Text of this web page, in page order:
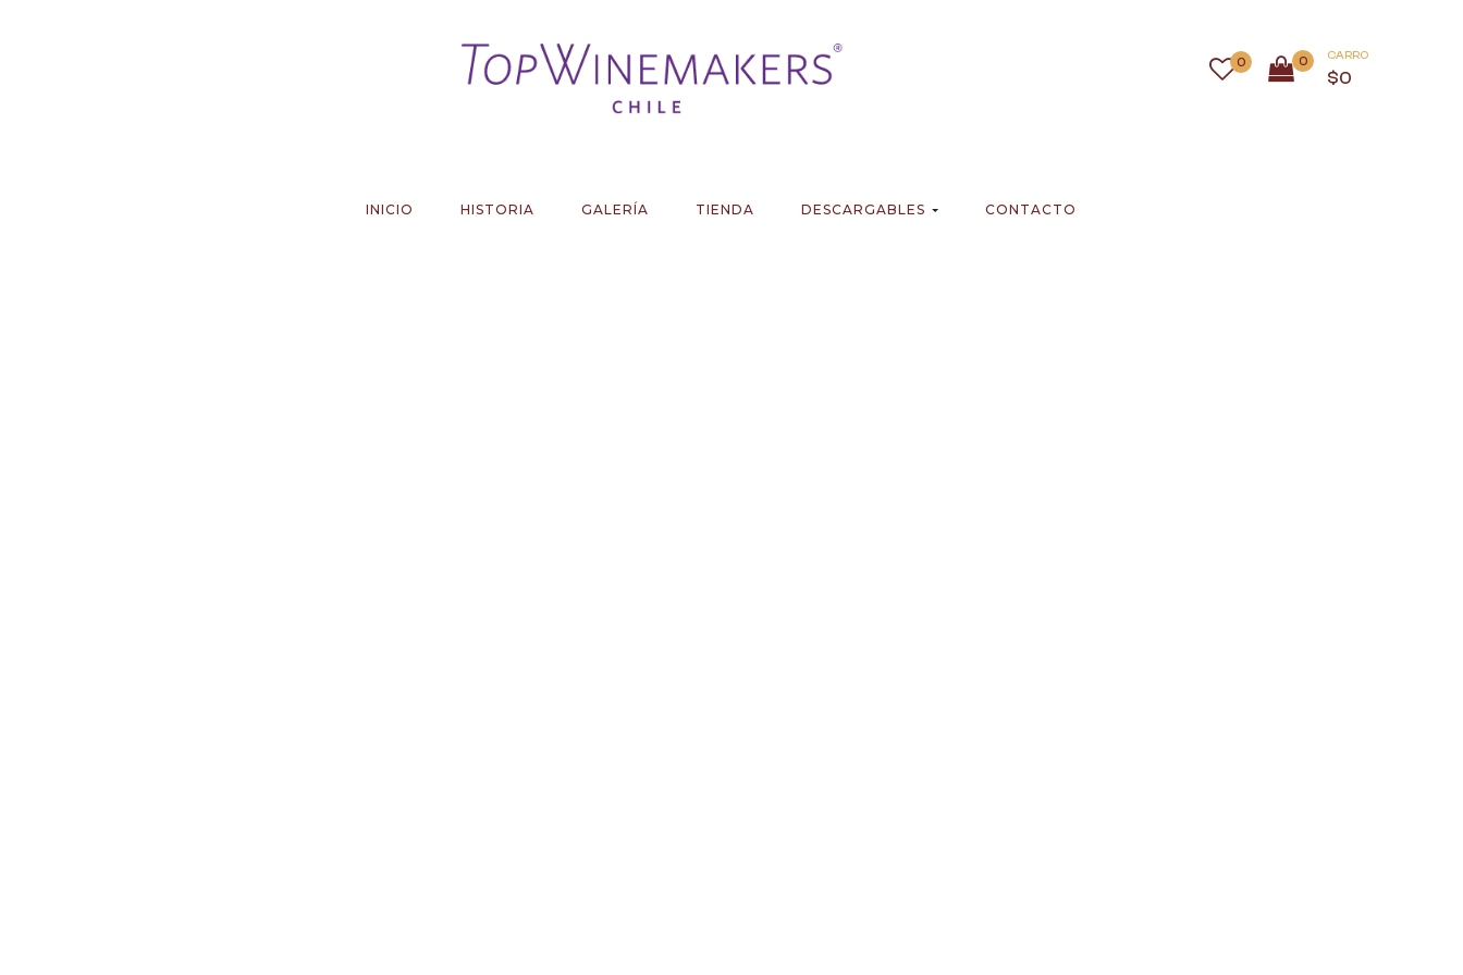
0 0 CARRO
$0
INICIO HISTORIA GALERÍA TIENDA DESCARGABLES CONTACTO